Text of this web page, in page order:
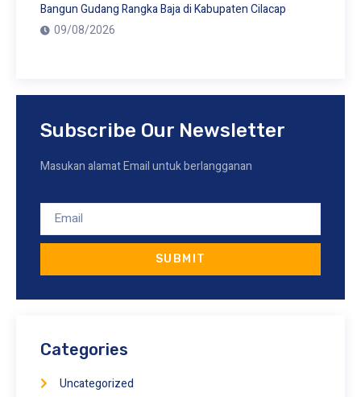
Bangun Gudang Rangka Baja di Kabupaten Cilacap
09/08/2026
Subscribe Our Newsletter
Masukan alamat Email untuk berlangganan
SUBMIT
Categories
Uncategorized